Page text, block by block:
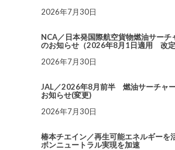
2026年7月30日
NCA／日本発国際航空貨物燃油サーチ
のお知らせ（2026年8月1日適用 改定
2026年7月30日
JAL／2026年8月前半 燃油サーチャ
お知らせ(変更)
2026年7月30日
椿本チエイン／再生可能エネルギーを
ボンニュートラル実現を加速